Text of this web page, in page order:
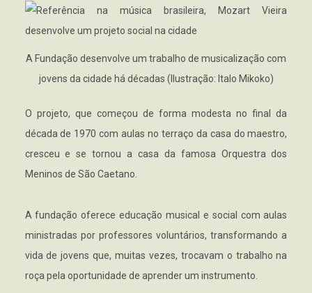
A Fundação desenvolve um trabalho de musicalização com
jovens da cidade há décadas (Ilustração: Italo Mikoko)
O projeto, que começou de forma modesta no final da
década de 1970 com aulas no terraço da casa do maestro,
cresceu e se tornou a casa da famosa Orquestra dos
Meninos de São Caetano.
A fundação oferece educação musical e social com aulas
ministradas por professores voluntários, transformando a
vida de jovens que, muitas vezes, trocavam o trabalho na
roça pela oportunidade de aprender um instrumento.